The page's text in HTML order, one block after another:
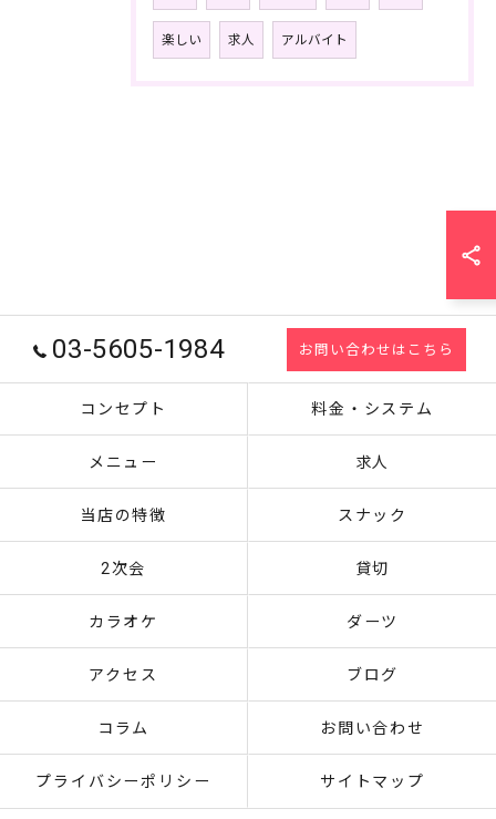
楽しい 求人 アルバイト
03-5605-1984 お問い合わせはこちら
コンセプト 料金・システム
メニュー 求人
当店の特徴 スナック
2次会 貸切
カラオケ ダーツ
アクセス ブログ
コラム お問い合わせ
プライバシーポリシー サイトマップ